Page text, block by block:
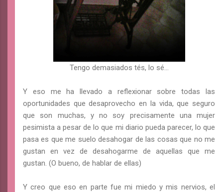
Tengo demasiados tés, lo sé...
Y eso me ha llevado a reflexionar sobre todas las
oportunidades que desaprovecho en la vida, que seguro
que son muchas, y no soy precisamente una mujer
pesimista a pesar de lo que mi diario pueda parecer, lo que
pasa es que me suelo desahogar de las cosas que no me
gustan en vez de desahogarme de aquellas que me
gustan. (O bueno, de hablar de ellas)
Y creo que eso en parte fue mi miedo y mis nervios, el